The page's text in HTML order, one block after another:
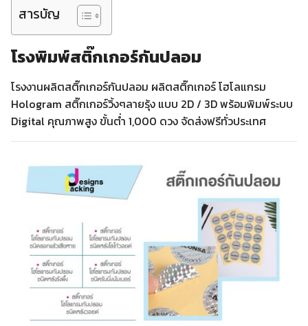
สารบัญ
โรงพิมพ์สติ๊กเกอร์กันปลอม
โรงงานผลิตสติ๊กเกอร์กันปลอม ผลิตสติ๊กเกอร์ โฮโลแกรม
Hologram สติ๊กเกอร์วิ้งๆลายรุ้ง แบบ 2D / 3D พร้อมพิมพ์ระบบ
Digital คุณภาพสูง ขั้นต่ำ 1,000 ดวง จัดส่งฟรีทั่วประเทศ